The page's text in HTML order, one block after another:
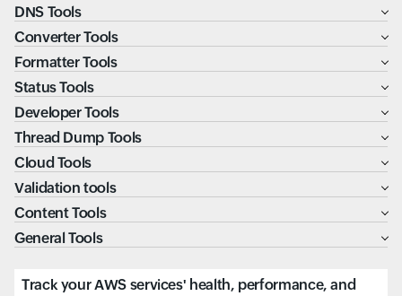
DNS Tools
Converter Tools
Formatter Tools
Status Tools
Developer Tools
Thread Dump Tools
Cloud Tools
Validation tools
Content Tools
General Tools
Track your AWS services' health, performance, and